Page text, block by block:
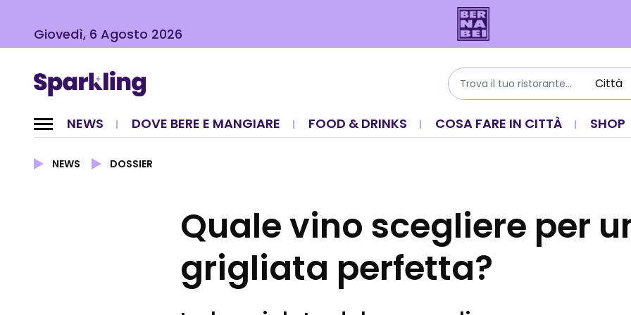
Giovedì, 6 Agosto 2026
NEWS DOVE BERE E MANGIARE FOOD & DRINKS COSA FARE IN CITTÀ SHOP
NEWS DOSSIER
Quale vino scegliere per
grigliata perfetta?